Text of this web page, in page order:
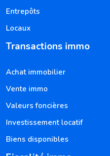
Entrepôts
Locaux
Transactions immo
Achat immobilier
Vente immo
Valeurs foncières
Investissement locatif
Biens disponibles